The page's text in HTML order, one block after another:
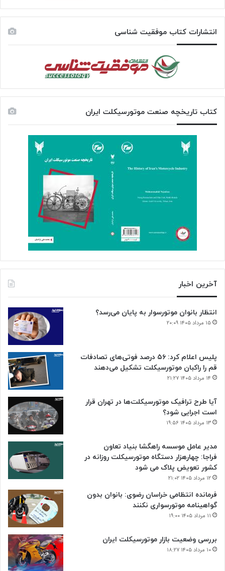
انتشارات کتاب موفقیت شناسی
کتاب تاریخچه صنعت موتورسیکلت ایران
آخرین اخبار
انتظار بانوان موتورسوار به پایان می‌رسد؟
۱۵ مرداد ۱۴۰۵ ۲۰:۰۹
پلیس اعلام کرد: ۵۶ درصد فوتی‌های تصادفات
قم را راکبان موتورسیکلت تشکیل می‌دهند
۱۴ مرداد ۱۴۰۵ ۲۱:۲۷
آیا طرح ترافیک موتورسیکلت‌ها در تهران قرار
است اجرایی شود؟
۱۳ مرداد ۱۴۰۵ ۱۹:۵۶
مدیر عامل موسسه راهگشا بنیاد تعاون
فراجا: چهارهزار دستگاه موتورسیکلت روزانه در
کشور تعویض پلاک می شود
۱۲ مرداد ۱۴۰۵ ۲۱:۰۲
فرمانده انتظامی خراسان رضوی: بانوان بدون
گواهینامه موتورسواری نکنند
۱۱ مرداد ۱۴۰۵ ۱۹:۰۰
بررسی وضعیت بازار موتورسیکلت ایران
۱۰ مرداد ۱۴۰۵ ۱۸:۲۷